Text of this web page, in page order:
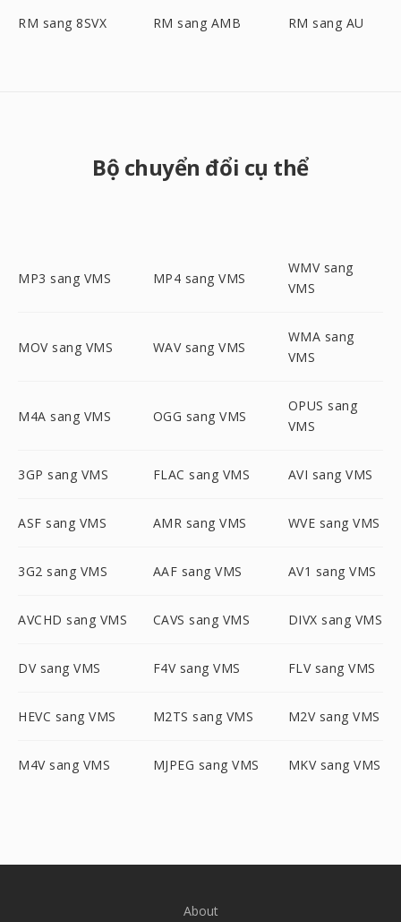
RM sang 8SVX RM sang AMB RM sang AU
Bộ chuyển đổi cụ thể
MP3 sang VMS MP4 sang VMS
WMV sang
VMS
MOV sang VMS WAV sang VMS
WMA sang
VMS
M4A sang VMS OGG sang VMS
OPUS sang
VMS
3GP sang VMS FLAC sang VMS AVI sang VMS
ASF sang VMS AMR sang VMS WVE sang VMS
3G2 sang VMS AAF sang VMS AV1 sang VMS
AVCHD sang VMS CAVS sang VMS DIVX sang VMS
DV sang VMS F4V sang VMS FLV sang VMS
HEVC sang VMS M2TS sang VMS M2V sang VMS
M4V sang VMS MJPEG sang VMS MKV sang VMS
About